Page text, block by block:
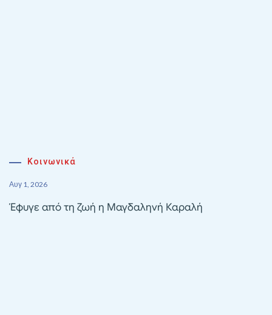
Κοινωνικά
Αυγ 1, 2026
Έφυγε από τη ζωή η Μαγδαληνή Καραλή